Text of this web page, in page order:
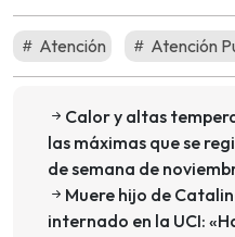
Atención Atención
Calor y altas
las máximas que se
de semana de
Muere hijo de
internado en la UCI: